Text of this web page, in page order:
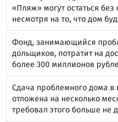
«Пляж» могут остаться без
несмотря на то, что дом
Фонд, занимающийся
дольщиков, потратит на
более 300 миллионов
Сдача проблемного дома в
отложена на несколько
требовал этого больше не